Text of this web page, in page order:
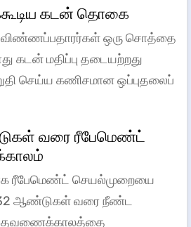
கடன் தொகை
விண்ணப்பதாரர்கள் ஒரு சொத்தை
கடன் மதிப்பு தடையற்றது
செய்ய கணிசமான ஒப்புதலைப்
வரை ரீபேமெண்ட்
ரீபேமெண்ட் செயல்முறையை
32 ஆண்டுகள் வரை நீண்ட
தவணைக்காலத்தை